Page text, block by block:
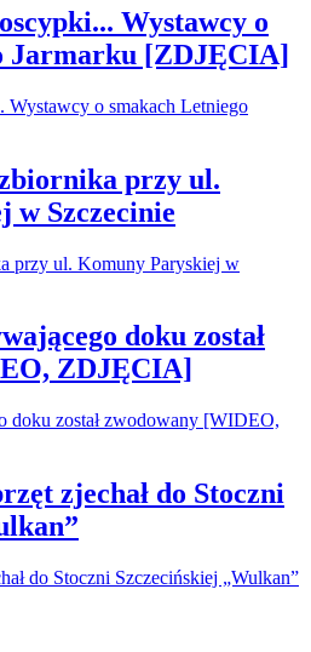
Wystawcy o
Jarmarku [ZDJĘCIA]
przy ul.
w Szczecinie
doku został
ZDJĘCIA]
zjechał do Stoczni